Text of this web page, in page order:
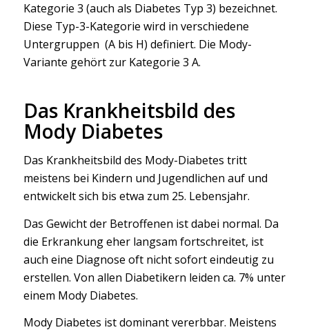
Kategorie 3 (auch als Diabetes Typ 3) bezeichnet.
Diese Typ-3-Kategorie wird in verschiedene
Untergruppen (A bis H) definiert. Die Mody-
Variante gehört zur Kategorie 3 A.
Das Krankheitsbild des
Mody Diabetes
Das Krankheitsbild des Mody-Diabetes tritt
meistens bei Kindern und Jugendlichen auf und
entwickelt sich bis etwa zum 25. Lebensjahr.
Das Gewicht der Betroffenen ist dabei normal. Da
die Erkrankung eher langsam fortschreitet, ist
auch eine Diagnose oft nicht sofort eindeutig zu
erstellen. Von allen Diabetikern leiden ca. 7% unter
einem Mody Diabetes.
Mody Diabetes ist dominant vererbbar. Meistens